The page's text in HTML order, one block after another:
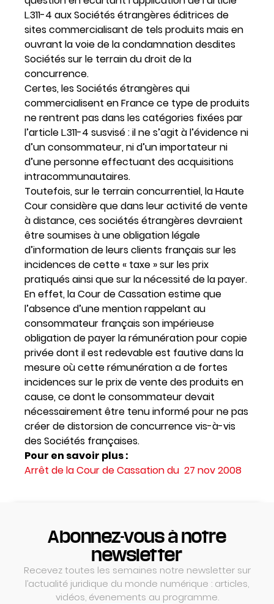
L.311-4 aux Sociétés étrangères éditrices de
sites commercialisant de tels produits mais en
ouvrant la voie de la condamnation desdites
Sociétés sur le terrain du droit de la
concurrence.
Certes, les Sociétés étrangères qui
commercialisent en France ce type de produits
ne rentrent pas dans les catégories fixées par
l’article L.311-4 susvisé : il ne s’agit à l’évidence ni
d’un consommateur, ni d’un importateur ni
d’une personne effectuant des acquisitions
intracommunautaires.
Toutefois, sur le terrain concurrentiel, la Haute
Cour considère que dans leur activité de vente
à distance, ces sociétés étrangères devraient
être soumises à une obligation légale
d’information de leurs clients français sur les
incidences de cette « taxe » sur les prix
pratiqués ainsi que sur la nécessité de la payer.
En effet, la Cour de Cassation estime que
l’absence d’une mention rappelant au
consommateur français son impérieuse
obligation de payer la rémunération pour copie
privée dont il est redevable est fautive dans la
mesure où cette rémunération a de fortes
incidences sur le prix de vente des produits en
cause, ce dont le consommateur devait
nécessairement être tenu informé pour ne pas
créer de distorsion de concurrence vis-à-vis
des Sociétés françaises.
Pour en savoir plus :
Arrêt de la Cour de Cassation du 27 nov 2008
Abonnez-vous à notre
newsletter
Recevez toutes les semaines notre newsletter sur
l’actualité juridique du monde numérique : articles,
vidéos, évenements au programme.